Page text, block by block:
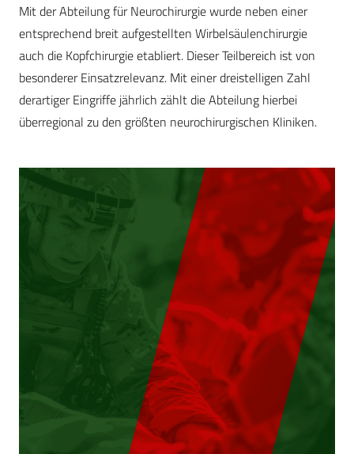
Mit der Abteilung für Neurochirurgie wurde neben einer
entsprechend breit aufgestellten Wirbelsäulenchirurgie
auch die Kopfchirurgie etabliert. Dieser Teilbereich ist von
besonderer Einsatzrelevanz. Mit einer dreistelligen Zahl
derartiger Eingriffe jährlich zählt die Abteilung hierbei
überregional zu den größten neurochirurgischen Kliniken.